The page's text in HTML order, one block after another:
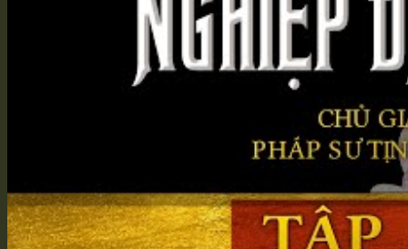
Tinh Yếu Thập Niệm Pháp
Nhà Thờ Trăm Họ
Học Phong & Đạo Phong
Giảng Đường